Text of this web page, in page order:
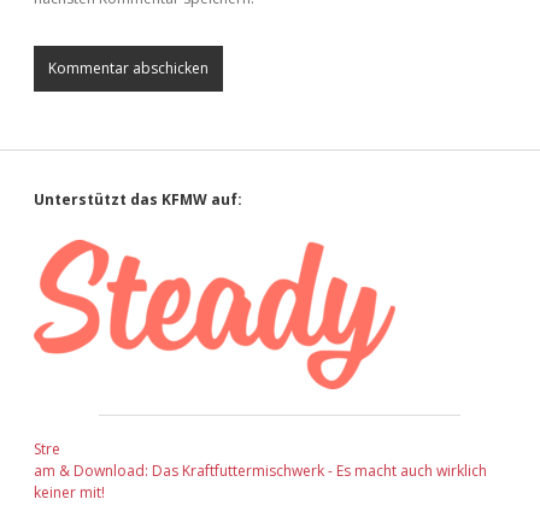
Sidebar
Unterstützt das KFMW auf:
Stre
am & Download: Das Kraftfuttermischwerk - Es macht auch wirklich
keiner mit!